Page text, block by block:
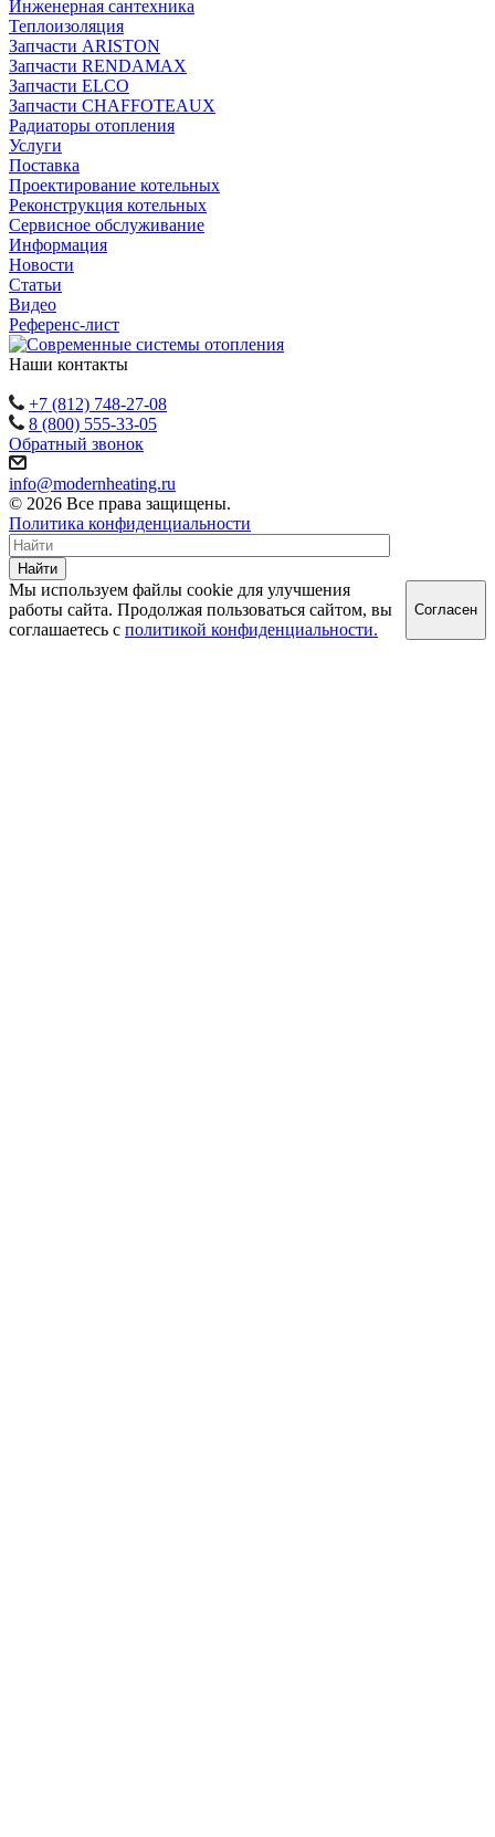
Инженерная сантехника
Теплоизоляция
Запчасти ARISTON
Запчасти RENDAMAX
Запчасти ELCO
Запчасти CHAFFOTEAUX
Радиаторы отопления
Услуги
Поставка
Проектирование котельных
Реконструкция котельных
Сервисное обслуживание
Информация
Новости
Статьи
Видео
Референс-лист
Наши контакты
+7 (812) 748-27-08
8 (800) 555-33-05
Обратный звонок
info@modernheating.ru
© 2026 Все права защищены.
Политика конфиденциальности
Найти
Мы используем файлы cookie для улучшения
работы сайта. Продолжая пользоваться сайтом, вы
соглашаетесь с политикой конфиденциальности.
Согласен